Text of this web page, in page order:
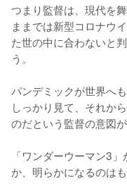
つまり監督は、現代を
ままでは新型コロナウ
た世の中に合わないと
う。
パンデミックが世界へ
しっかり見て、それか
のだという監督の意図が
「ワンダーウーマン3
か、明らかになるのは